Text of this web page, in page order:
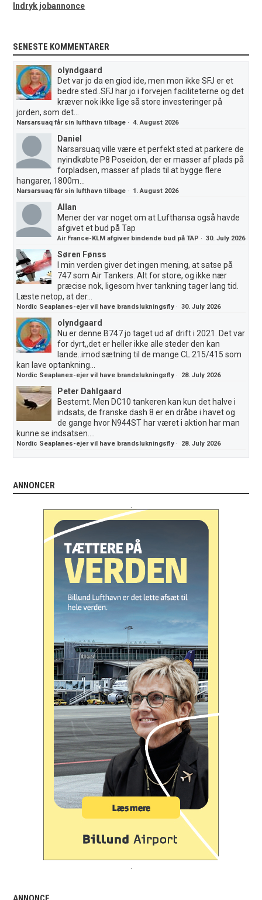
Indryk jobannonce
SENESTE KOMMENTARER
olyndgaard
Det var jo da en giod ide, men mon ikke SFJ er et
bedre sted..SFJ har jo i forvejen faciliteterne og det
kræver nok ikke lige så store investeringer på
jorden, som det...
Narsarsuaq får sin lufthavn tilbage ·4. August 2026
Daniel
Narsarsuaq ville være et perfekt sted at parkere de
nyindkøbte P8 Poseidon, der er masser af plads på
forpladsen, masser af plads til at bygge flere
hangarer, 1800m...
Narsarsuaq får sin lufthavn tilbage · 1. August 2026
Allan
Mener der var noget om at Lufthansa også havde
afgivet et bud på Tap
Air France-KLM afgiver bindende bud på TAP ·30. July 2026
Søren Fønss
I min verden giver det ingen mening, at satse på
747 som Air Tankers. Alt for store, og ikke nær
præcise nok, ligesom hver tankning tager lang tid.
Læste netop, at der...
Nordic Seaplanes-ejer vil have brandslukningsfly ·30. July 2026
olyndgaard
Nu er denne B747 jo taget ud af drift i 2021. Det var
for dyrt,,det er heller ikke alle steder den kan
lande..imod sætning til de mange CL 215/415 som
kan lave optankning...
Nordic Seaplanes-ejer vil have brandslukningsfly · 28. July 2026
Peter Dahlgaard
Bestemt. Men DC10 tankeren kan kun det halve i
indsats, de franske dash 8 er en dråbe i havet og
de gange hvor N944ST har været i aktion har man
kunne se indsatsen....
Nordic Seaplanes-ejer vil have brandslukningsfly · 28. July 2026
ANNONCER